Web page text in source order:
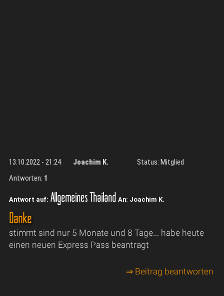
13.10.2022 - 21:24 Joachim K.
Status: Mitglied
Antworten: 1
Antwort auf: Allgemeines Thailand An: Joachim K.
Danke
stimmt sind nur 5 Monate und 8 Tage... habe heute
einen neuen Express Pass beantragt
⇒ Beitrag beantworten